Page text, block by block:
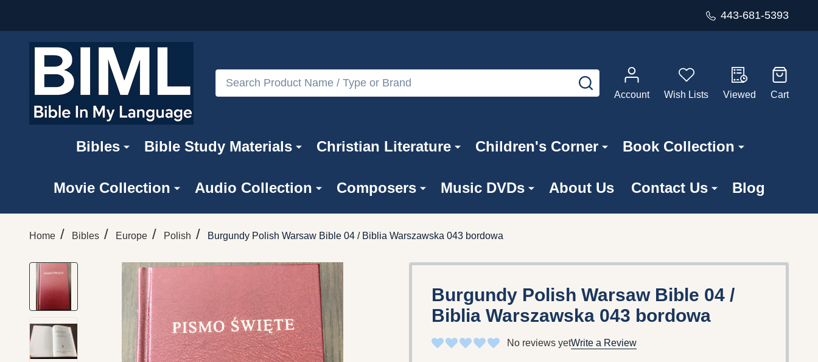
443-681-5393
Search
SEARCH
Account
Wish Lists Viewed Cart
Bibles Bible Study Materials Christian Literature Children's Corner Book Collection
Movie Collection Audio Collection Composers Music DVDs About Us Contact Us Blog
Home / Bibles / Europe / Polish / Burgundy Polish Warsaw Bible 04 / Biblia Warszawska 043 bordowa
Burgundy Polish Warsaw Bible 04 /
Biblia Warszawska 043 bordowa
No reviews yetWrite a Review